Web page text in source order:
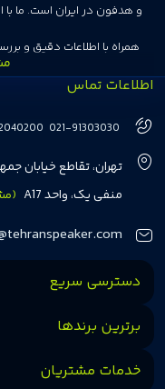
و هدفون در ایران است. ما با
همراه با اطلاعات دقیق و
انتخاب‌های درست و
هفت سال در این زمینه، بر
مشتریان بتوانند با خیالی
مشتریان اهمیت می‌دهیم و
اطلاعات تماس
021-91303030
تهران، تقاطع خیابان
منفی یک، واحد A17
دسترسی سریع
برترین برندها
خدمات مشتریان